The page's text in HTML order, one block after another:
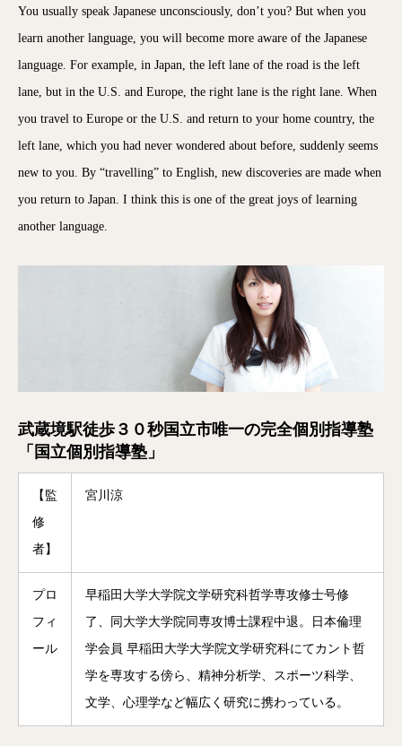
You usually speak Japanese unconsciously, don’t you? But when you
learn another language, you will become more aware of the Japanese
language. For example, in Japan, the left lane of the road is the left
lane, but in the U.S. and Europe, the right lane is the right lane. When
you travel to Europe or the U.S. and return to your home country, the
left lane, which you had never wondered about before, suddenly seems
new to you. By “travelling” to English, new discoveries are made when
you return to Japan. I think this is one of the great joys of learning
another language.
武蔵境駅徒歩３０秒国立市唯一の完全個別指導塾
「国立個別指導塾」
【監
修
者】
宮川涼
プロ
フィ
ール
早稲田大学大学院文学研究科哲学専攻修士号修
了、同大学大学院同専攻博士課程中退。日本倫理
学会員 早稲田大学大学院文学研究科にてカント哲
学を専攻する傍ら、精神分析学、スポーツ科学、
文学、心理学など幅広く研究に携わっている。